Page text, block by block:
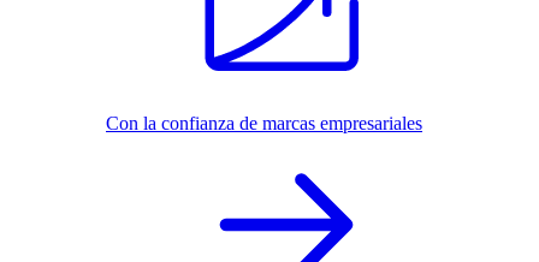
Con la confianza de marcas empresariales